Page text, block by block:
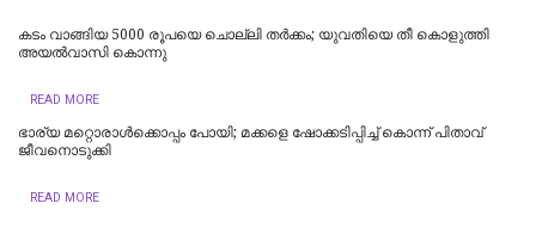
കടം വാങ്ങിയ 5000 രൂപയെ ചൊല്ലി തര്‍ക്കം; യുവതിയെ തീ കൊളുത്തി
അയല്‍വാസി കൊന്നു
READ MORE
ഭാര്യ മറ്റൊരാൾക്കൊപ്പം പോയി; മക്കളെ ഷോക്കടിപ്പിച്ച് കൊന്ന് പിതാവ്
ജീവനൊടുക്കി
READ MORE